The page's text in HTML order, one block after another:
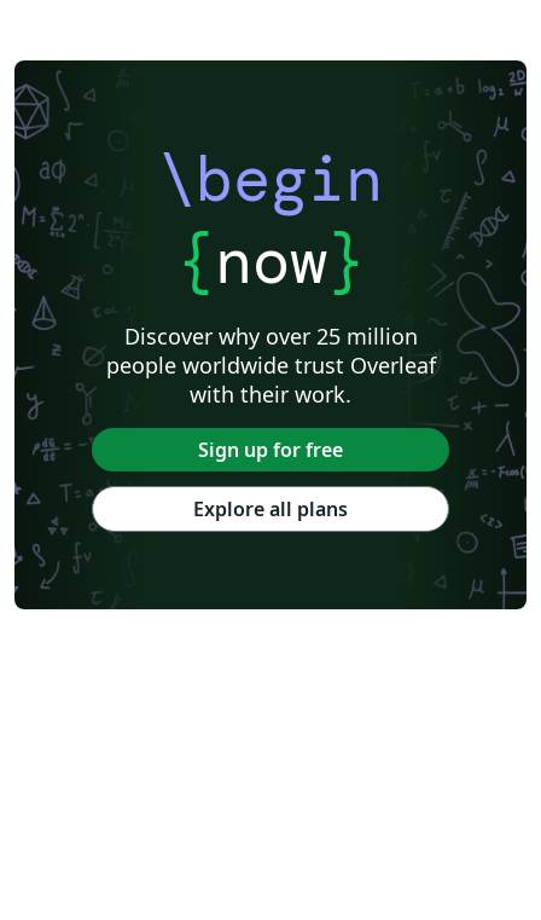
\begin
{now}
Discover why over 25 million
people worldwide trust Overleaf
with their work.
Sign up for free
Explore all plans